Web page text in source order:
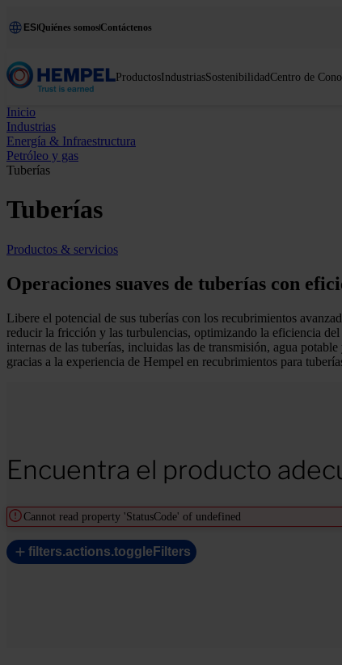
ESQuiénes somosContáctenos
ProductosIndustriasSostenibilidadCentro de
Inicio
Industrias
Energía & Infraestructura
Petróleo y gas
Tuberías
Tuberías
Productos & servicios
Operaciones suaves de tuberías con
Libere el potencial de sus tuberías con los recubrimientos
reducir la fricción y las turbulencias, optimizando la eficiencia
internas de las tuberías, incluidas las de transmisión, agua
gracias a la experiencia de Hempel en recubrimientos para
Encuentra el producto
Cannot read property 'StatusCode' of undefined
filters.actions.toggleFilters